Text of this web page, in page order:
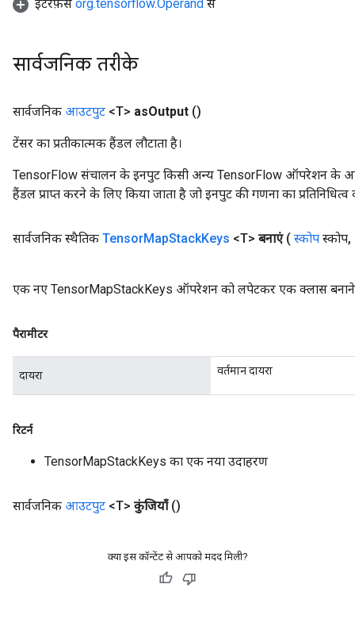
इंटरफ़ेस org.tensorflow.Operand से
सार्वजनिक तरीके
सार्वजनिक आउटपुट <T> asOutput ()
टेंसर का प्रतीकात्मक हैंडल लौटाता है।
TensorFlow संचालन के इनपुट किसी अन्य TensorFlow ऑपरेशन के
हैंडल प्राप्त करने के लिए किया जाता है जो इनपुट की गणना का प्रतिनिधित्व
सार्वजनिक स्थैतिक TensorMapStackKeys <T> बनाएं ( स्कोप स्कोप,
एक नए TensorMapStackKeys ऑपरेशन को लपेटकर एक क्लास बनाने
पैरामीटर
दायरा वर्तमान दायरा
रिटर्न
TensorMapStackKeys का एक नया उदाहरण
सार्वजनिक आउटपुट <T> कुंजियाँ ()
क्या इस कॉन्टेंट से आपको मदद मिली?